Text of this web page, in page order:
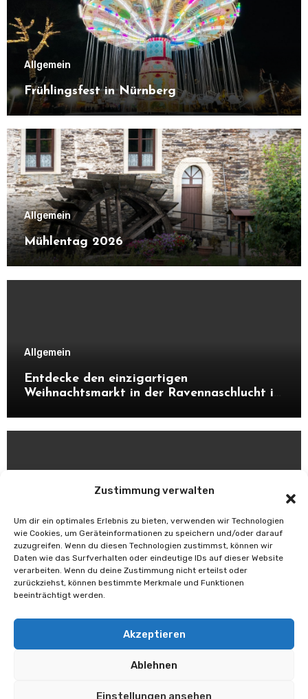
Zustimmung verwalten
Um dir ein optimales Erlebnis zu bieten, verwenden wir Technologien
wie Cookies, um Geräteinformationen zu speichern und/oder darauf
zuzugreifen. Wenn du diesen Technologien zustimmst, können wir
Daten wie das Surfverhalten oder eindeutige IDs auf dieser Website
verarbeiten. Wenn du deine Zustimmung nicht erteilst oder
zurückziehst, können bestimmte Merkmale und Funktionen
beeinträchtigt werden.
Akzeptieren
Ablehnen
Einstellungen ansehen
Allgemein
Frühlingsfest in Nürnberg
Allgemein
Mühlentag 2026
Allgemein
Entdecke den einzigartigen
Weihnachtsmarkt in der Ravennaschlucht im
Highlights, Besonderheiten und warum sich
Die schönsten Weihnachtsmärkte im
Schwarzwald mit ihren aktuellen Terminen.
Entdecke Highlights, Besonderheiten und
Tipps, warum sich ein Besuch in der
Adventszeit lohnt.
Unsere Volksfestwelt